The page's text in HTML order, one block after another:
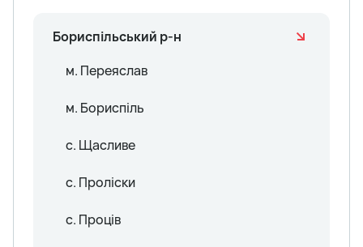
Бориспільський р-н
м. Переяслав
м. Бориспіль
с. Щасливе
с. Проліски
с. Проців